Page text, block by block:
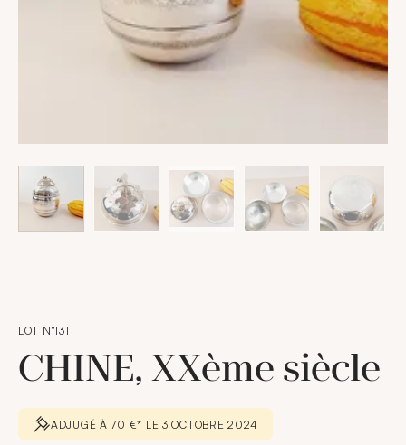
LOT N°131
CHINE, XXème siècle
ADJUGÉ À 70 €* LE 3 OCTOBRE 2024